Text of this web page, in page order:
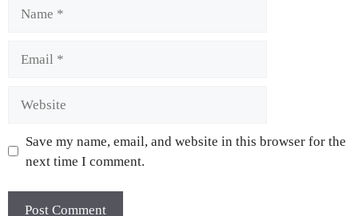
Save my name, email, and website in this browser for the
next time I comment.